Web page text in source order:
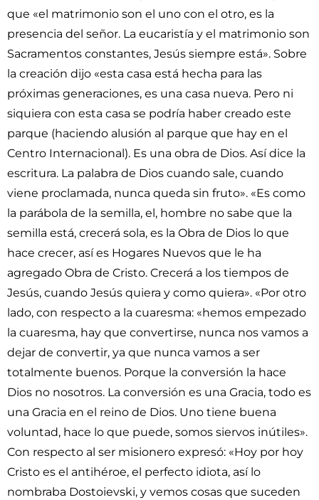
que «el matrimonio son el uno con el otro, es la
presencia del señor. La eucaristía y el matrimonio son
Sacramentos constantes, Jesús siempre está». Sobre
la creación dijo «esta casa está hecha para las
próximas generaciones, es una casa nueva. Pero ni
siquiera con esta casa se podría haber creado este
parque (haciendo alusión al parque que hay en el
Centro Internacional). Es una obra de Dios. Así dice la
escritura. La palabra de Dios cuando sale, cuando
viene proclamada, nunca queda sin fruto». «Es como
la parábola de la semilla, el, hombre no sabe que la
semilla está, crecerá sola, es la Obra de Dios lo que
hace crecer, así es Hogares Nuevos que le ha
agregado Obra de Cristo. Crecerá a los tiempos de
Jesús, cuando Jesús quiera y como quiera». «Por otro
lado, con respecto a la cuaresma: «hemos empezado
la cuaresma, hay que convertirse, nunca nos vamos a
dejar de convertir, ya que nunca vamos a ser
totalmente buenos. Porque la conversión la hace
Dios no nosotros. La conversión es una Gracia, todo es
una Gracia en el reino de Dios. Uno tiene buena
voluntad, hace lo que puede, somos siervos inútiles».
Con respecto al ser misionero expresó: «Hoy por hoy
Cristo es el antihéroe, el perfecto idiota, así lo
nombraba Dostoievski, y vemos cosas que suceden